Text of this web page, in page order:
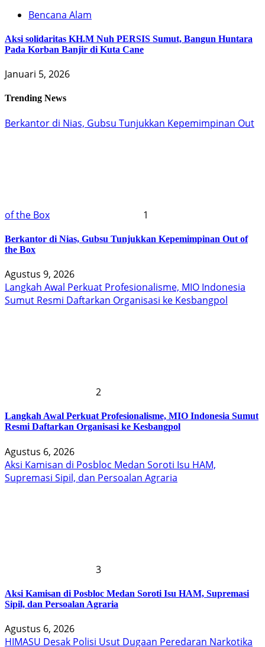
Bencana Alam
Aksi solidaritas KH.M Nuh PERSIS Sumut, Bangun Huntara
Pada Korban Banjir di Kuta Cane
Januari 5, 2026
Trending News
Berkantor di Nias, Gubsu Tunjukkan Kepemimpinan Out
of the Box 1
Berkantor di Nias, Gubsu Tunjukkan Kepemimpinan Out of
the Box
Agustus 9, 2026
Langkah Awal Perkuat Profesionalisme, MIO Indonesia
Sumut Resmi Daftarkan Organisasi ke Kesbangpol
2
Langkah Awal Perkuat Profesionalisme, MIO Indonesia Sumut
Resmi Daftarkan Organisasi ke Kesbangpol
Agustus 6, 2026
Aksi Kamisan di Posbloc Medan Soroti Isu HAM,
Supremasi Sipil, dan Persoalan Agraria
3
Aksi Kamisan di Posbloc Medan Soroti Isu HAM, Supremasi
Sipil, dan Persoalan Agraria
Agustus 6, 2026
HIMASU Desak Polisi Usut Dugaan Peredaran Narkotika